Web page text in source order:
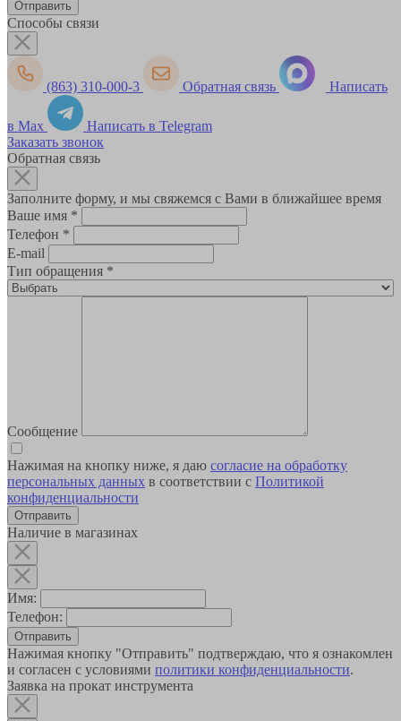
Способы связи
(863) 310-000-3 Обратная связь Написать
в Max
Написать в Telegram
Заказать звонок
Обратная связь
Заполните форму, и мы свяжемся с Вами в ближайшее время
Ваше имя *
Телефон *
E-mail
Тип обращения *
Сообщение
Нажимая на кнопку ниже, я даю согласие на обработку
персональных данных в соответствии с Политикой
конфиденциальности
Наличие в магазинах
Имя:
Телефон:
Отправить
Нажимая кнопку "Отправить" подтверждаю, что я ознакомлен
и согласен с условиями политики конфиденциальности.
Заявка на прокат инструмента